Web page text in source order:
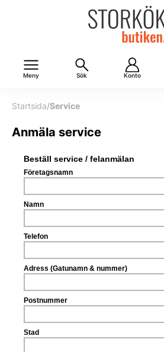
Meny Sök Konto
Startsida/Service
Anmäla service